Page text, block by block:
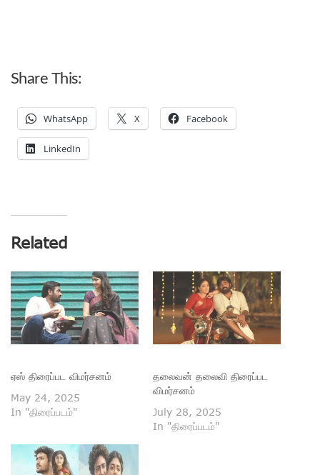
Share This:
WhatsApp X Facebook
LinkedIn
Related
ஏஸ் திரைப்பட விமர்சனம்
May 24, 2025
In "திரைப்படம்"
தலைவன் தலைவி திரைப்பட
விமர்சனம்
July 28, 2025
In "திரைப்படம்"